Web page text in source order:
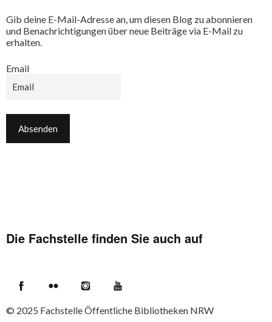
Gib deine E-Mail-Adresse an, um diesen Blog zu abonnieren
und Benachrichtigungen über neue Beiträge via E-Mail zu
erhalten.
Email
Die Fachstelle finden Sie auch auf
© 2025 Fachstelle Öffentliche Bibliotheken NRW